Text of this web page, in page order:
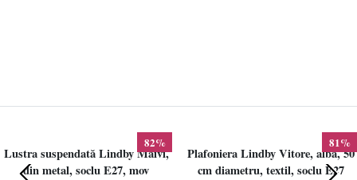
82%
Lustra suspendată Lindby Maivi,
din metal, soclu E27, mov
81%
Plafoniera Lindby Vitore, alba, 50
cm diametru, textil, soclu E27